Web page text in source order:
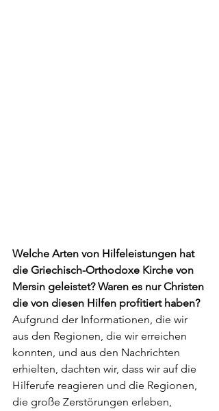
Welche Arten von Hilfeleistungen hat
die Griechisch-Orthodoxe Kirche von
Mersin geleistet? Waren es nur Christen
die von diesen Hilfen profitiert haben?
Aufgrund der Informationen, die wir
aus den Regionen, die wir erreichen
konnten, und aus den Nachrichten
erhielten, dachten wir, dass wir auf die
Hilferufe reagieren und die Regionen,
die große Zerstörungen erleben,